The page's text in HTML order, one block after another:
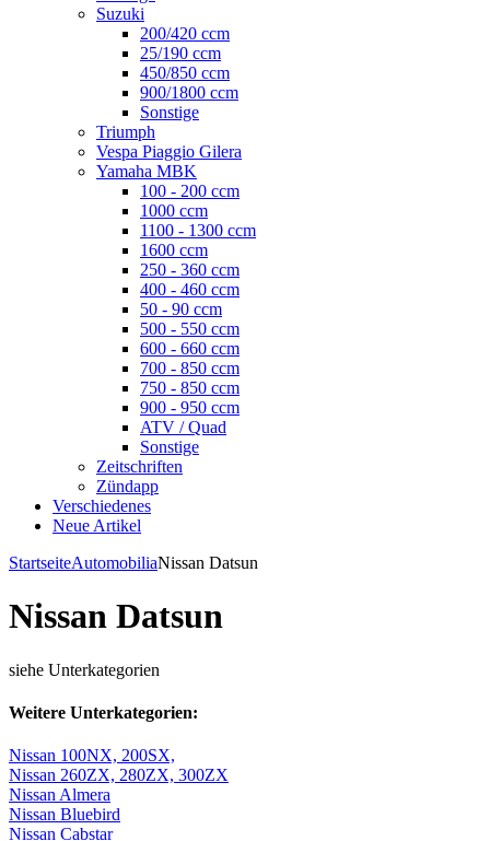
Suzuki
200/420 ccm
25/190 ccm
450/850 ccm
900/1800 ccm
Sonstige
Triumph
Vespa Piaggio Gilera
Yamaha MBK
100 - 200 ccm
1000 ccm
1100 - 1300 ccm
1600 ccm
250 - 360 ccm
400 - 460 ccm
50 - 90 ccm
500 - 550 ccm
600 - 660 ccm
700 - 850 ccm
750 - 850 ccm
900 - 950 ccm
ATV / Quad
Sonstige
Zeitschriften
Zündapp
Verschiedenes
Neue Artikel
StartseiteAutomobiliaNissan Datsun
Nissan Datsun
siehe Unterkategorien
Weitere Unterkategorien:
Nissan 100NX, 200SX,
Nissan 260ZX, 280ZX, 300ZX
Nissan Almera
Nissan Bluebird
Nissan Cabstar